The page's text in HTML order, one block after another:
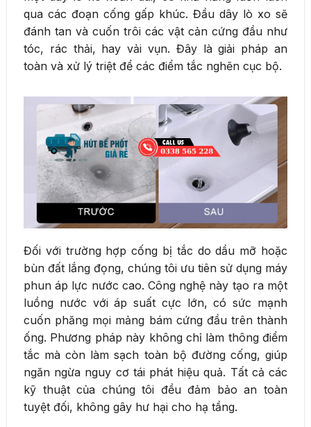
qua các đoạn cống gấp khúc. Đầu dây lò xo sẽ
đánh tan và cuốn trôi các vật cản cứng đầu như
tóc, rác thải, hay vải vụn. Đây là giải pháp an
toàn và xử lý triệt để các điểm tắc nghẽn cục bộ.
Đối với trường hợp cống bị tắc do dầu mỡ hoặc
bùn đất lắng đọng, chúng tôi ưu tiên sử dụng máy
phun áp lực nước cao. Công nghệ này tạo ra một
luồng nước với áp suất cực lớn, có sức mạnh
cuốn phăng mọi mảng bám cứng đầu trên thành
ống. Phương pháp này không chỉ làm thông điểm
tắc mà còn làm sạch toàn bộ đường cống, giúp
ngăn ngừa nguy cơ tái phát hiệu quả. Tất cả các
kỹ thuật của chúng tôi đều đảm bảo an toàn
tuyệt đối, không gây hư hại cho hạ tầng.